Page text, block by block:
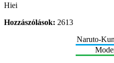
Hiei
Hozzászólások: 2613
Naruto-